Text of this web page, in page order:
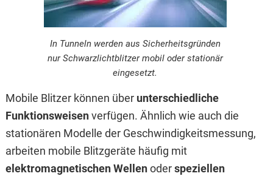
In Tunneln werden aus Sicherheitsgründen
nur Schwarzlichtblitzer mobil oder stationär
eingesetzt.
Mobile Blitzer können über unterschiedliche
Funktionsweisenverfügen. Ähnlich wie auch die
stationären Modelle der Geschwindigkeitsmessung,
arbeiten mobile Blitzgeräte häufig mit
elektromagnetischen Wellenoderspeziellen